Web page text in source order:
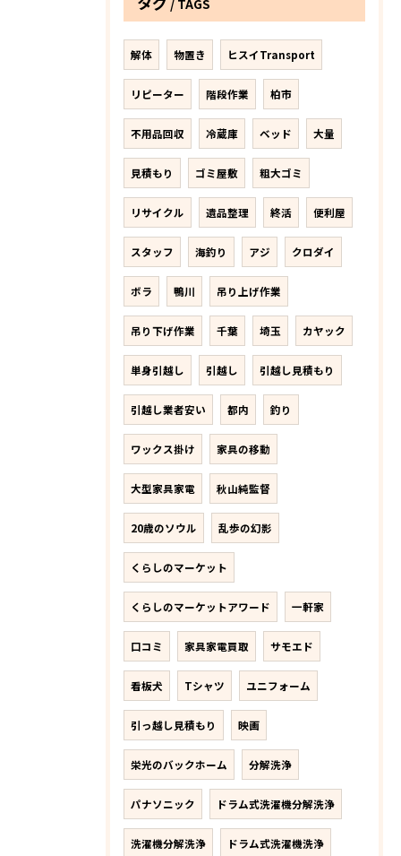
TAGS
解体 物置き ヒスイTransport
リピーター 階段作業 柏市
不用品回収 冷蔵庫 ベッド 大量
見積もり ゴミ屋敷 粗大ゴミ
リサイクル 遺品整理 終活 便利屋
スタッフ 海釣り アジ クロダイ
ボラ 鴨川 吊り上げ作業
吊り下げ作業 千葉 埼玉 カヤック
単身引越し 引越し 引越し見積もり
引越し業者安い 都内 釣り
ワックス掛け 家具の移動
大型家具家電 秋山純監督
20歳のソウル 乱歩の幻影
くらしのマーケット
くらしのマーケットアワード 一軒家
口コミ 家具家電買取 サモエド
看板犬 Tシャツ ユニフォーム
引っ越し見積もり 映画
栄光のバックホーム 分解洗浄
パナソニック ドラム式洗濯機分解洗浄
洗濯機分解洗浄 ドラム式洗濯機洗浄